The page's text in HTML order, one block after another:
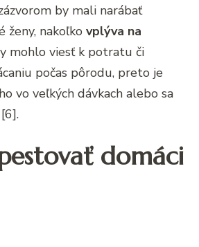
by mali narábať
nakoľko vplýva na
mohlo viesť k potratu či
počas pôrodu, preto je
vo veľkých dávkach alebo sa
domáci